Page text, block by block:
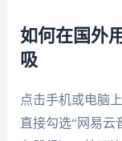
如何在国外
吸
点击手机或电脑
直接勾选“网易云